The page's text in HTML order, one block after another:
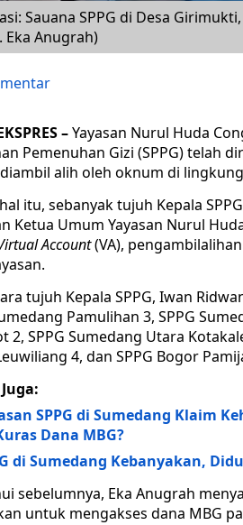
Sauana SPPG di Desa
Eka Anugrah)
–Yayasan Nurul Huda
Pemenuhan Gizi (SPPG) telah
alih oleh oknum di
itu, sebanyak tujuh Kepala
Ketua Umum Yayasan Nurul
Account(VA),
tujuh Kepala SPPG, Iwan
Pamulihan 3, SPPG
2, SPPG Sumedang Utara
4, dan SPPG Bogor
SPPG di Sumedang Klaim
Dana MBG?
di Sumedang Kebanyakan,
sebelumnya, Eka Anugrah
untuk mengakses dana MBG